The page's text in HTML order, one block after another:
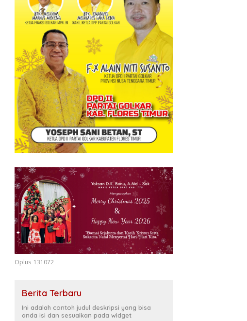
Oplus_131072
Berita Terbaru
Ini adalah contoh judul deskripsi yang bisa
anda isi dan sesuaikan pada widget